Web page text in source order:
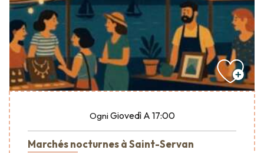
OgniGiovedì A 17:00
Marchés nocturnes à Saint-Servan